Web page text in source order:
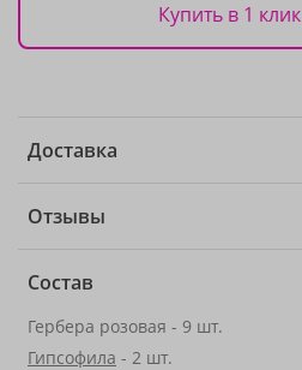
Купить в 1 клик
Доставка
Отзывы
Состав
Гербера розовая - 9 шт.
Гипсофила - 2 шт.